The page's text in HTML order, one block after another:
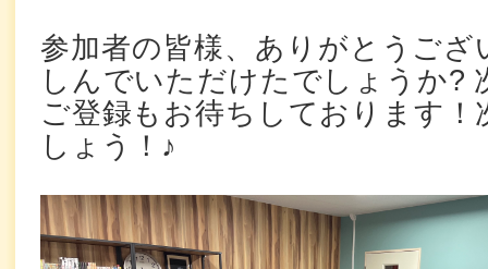
参加者の皆様、ありがとうござ
しんでいただけたでしょうか?
ご登録もお待ちしております
しょう！♪